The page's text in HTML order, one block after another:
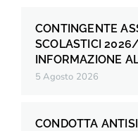
CONTINGENTE
SCOLASTICI
INFORMAZIONE
5 Agosto 2026
CONDOTTA